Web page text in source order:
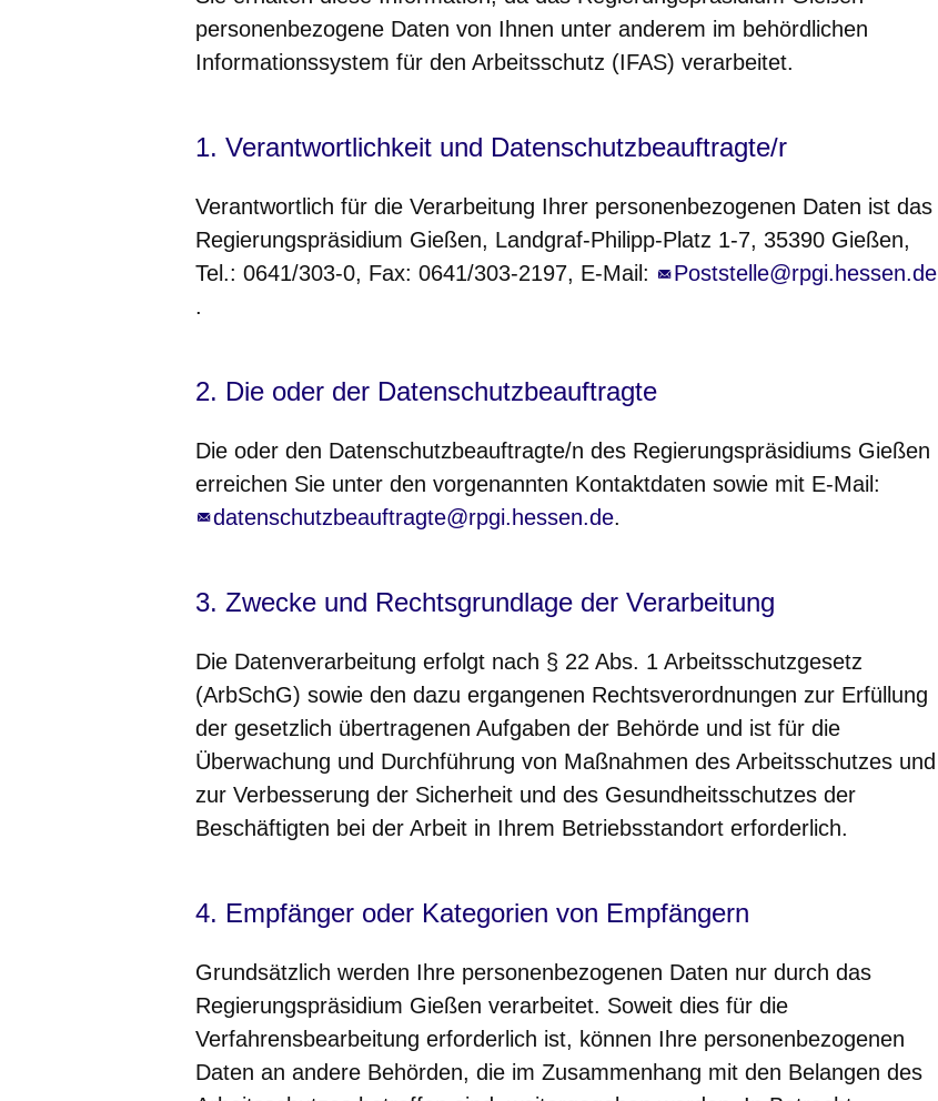
personenbezogene Daten von Ihnen unter anderem im behördlichen
Informationssystem für den Arbeitsschutz (IFAS) verarbeitet.
1. Verantwortlichkeit und Datenschutzbeauftragte/r
Verantwortlich für die Verarbeitung Ihrer personenbezogenen Daten ist das
Regierungspräsidium Gießen, Landgraf-Philipp-Platz 1-7, 35390 Gießen,
Tel.: 0641/303-0, Fax: 0641/303-2197, E-Mail:
Poststelle@rpgi.hessen.de
.
2. Die oder der Datenschutzbeauftragte
Die oder den Datenschutzbeauftragte/n des Regierungspräsidiums Gießen
erreichen Sie unter den vorgenannten Kontaktdaten sowie mit E-Mail:
datenschutzbeauftragte@rpgi.hessen.de.
3. Zwecke und Rechtsgrundlage der Verarbeitung
Die Datenverarbeitung erfolgt nach § 22 Abs. 1 Arbeitsschutzgesetz
(ArbSchG) sowie den dazu ergangenen Rechtsverordnungen zur Erfüllung
der gesetzlich übertragenen Aufgaben der Behörde und ist für die
Überwachung und Durchführung von Maßnahmen des Arbeitsschutzes und
zur Verbesserung der Sicherheit und des Gesundheitsschutzes der
Beschäftigten bei der Arbeit in Ihrem Betriebsstandort erforderlich.
4. Empfänger oder Kategorien von Empfängern
Grundsätzlich werden Ihre personenbezogenen Daten nur durch das
Regierungspräsidium Gießen verarbeitet. Soweit dies für die
Verfahrensbearbeitung erforderlich ist, können Ihre personenbezogenen
Daten an andere Behörden, die im Zusammenhang mit den Belangen des